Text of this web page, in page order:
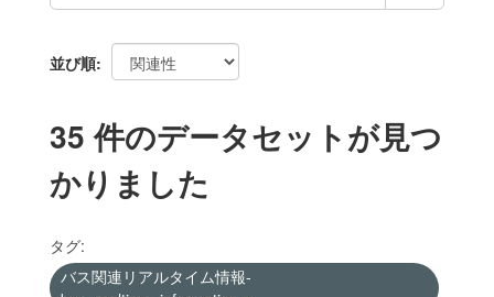
並び順
35 件のデータセットが見つ
かりました
タグ:
バス関連リアルタイム情報-